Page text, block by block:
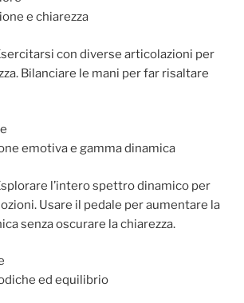
e chiarezza
con diverse articolazioni per
Bilanciare le mani per far risaltare
emotiva e gamma dinamica
l’intero spettro dinamico per
Usare il pedale per aumentare la
senza oscurare la chiarezza.
ed equilibrio